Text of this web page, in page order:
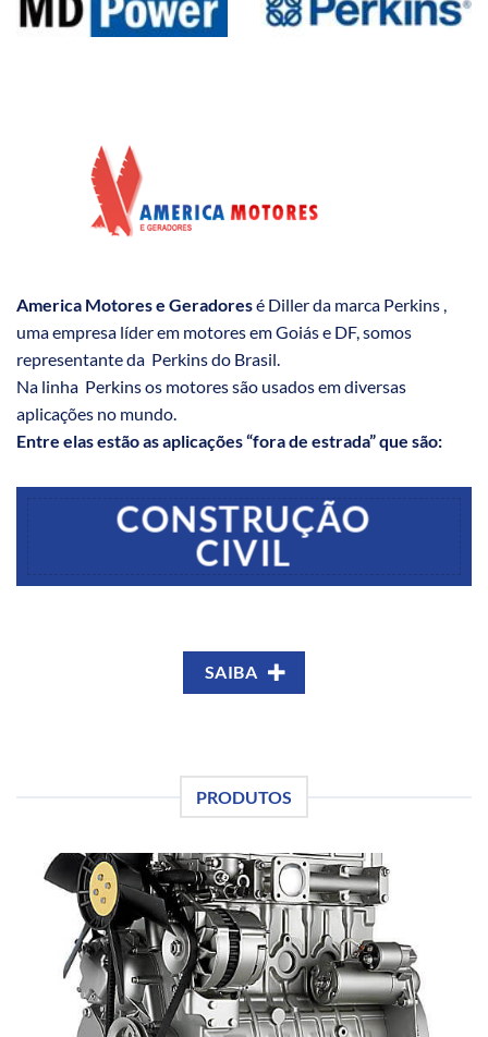
America Motores e Geradoresé Diller da marca Perkins ,
uma empresa líder em motores em Goiás e DF, somos
representante da Perkins do Brasil.
Na linha Perkins os motores são usados em diversas
aplicações no mundo.
Entre elas estão as aplicações “fora de estrada” que são:
CONSTRUÇÃO
CIVIL
SAIBA
PRODUTOS